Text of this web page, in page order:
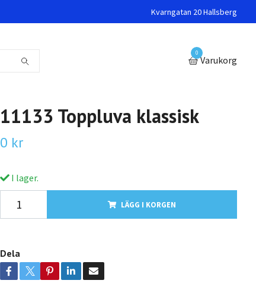
Kvarngatan 20 Hallsberg
0
Varukorg
11133 Toppluva klassisk
0 kr
I lager.
LÄGG I KORGEN
Dela